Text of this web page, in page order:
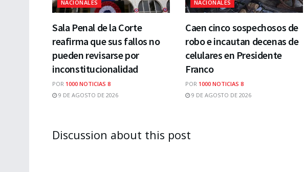
NACIONALES
Sala Penal de la Corte
reafirma que sus fallos no
pueden revisarse por
inconstitucionalidad
POR 1000 NOTICIAS 8
9 DE AGOSTO DE 2026
NACIONALES
Caen cinco sospechosos de
robo e incautan decenas de
celulares en Presidente
Franco
POR 1000 NOTICIAS 8
9 DE AGOSTO DE 2026
Discussion about this post